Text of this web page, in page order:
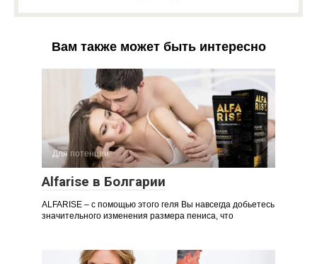
Вам также может быть интересно
Для потенции
Alfarise в Болгарии
ALFARISE – с помощью этого геля Вы навсегда добьетесь
значительного изменения размера пениса, что